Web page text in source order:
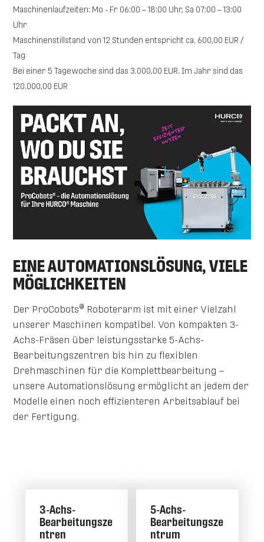
Maschinenlaufzeiten: Mo - Fr 06:00 – 18:00 Uhr, Sa 07:00 – 13:00
Uhr
Maschinenstillstand von 12 Stunden entspricht ca. 600,00 EUR /
Tag
Bei einer 5 Tagewoche sind das 3.000,00 EUR. Im Jahr sind das
120.000,00 EUR
EINE AUTOMATIONSLÖSUNG, VIELE
MÖGLICHKEITEN
Der ProCobots® Roboterarm ist mit einer Vielzahl
unserer Maschinen kompatibel. Von kompakten 3-
Achs-Fräsen über leistungsstarke 5-Achs-
Bearbeitungszentren bis hin zu flexiblen
Drehmaschinen für die Komplettbearbeitung –
unsere Automationslösung ermöglicht an jedem der
Modelle einen noch effizienteren Arbeitsablauf bei
der Fertigung.
3-Achs-
Bearbeitungsze
ntren
5-Achs-
Bearbeitungsze
ntrum